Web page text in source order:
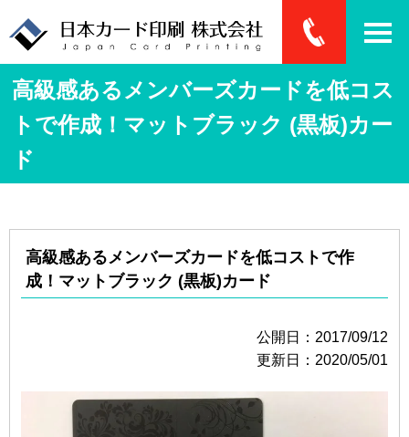
高級感あるメンバーズカードを低コス
トで作成！マットブラック (黒板)カー
ド
高級感あるメンバーズカードを低コストで作
成！マットブラック (黒板)カード
公開日：2017/09/12
更新日：2020/05/01